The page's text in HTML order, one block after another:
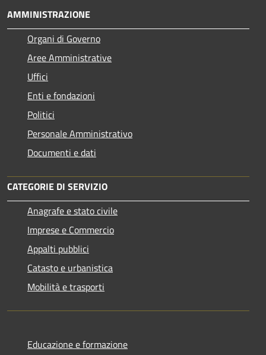
AMMINISTRAZIONE
Organi di Governo
Aree Amministrative
Uffici
Enti e fondazioni
Politici
Personale Amministrativo
Documenti e dati
CATEGORIE DI SERVIZIO
Anagrafe e stato civile
Imprese e Commercio
Appalti pubblici
Catasto e urbanistica
Mobilità e trasporti
Educazione e formazione